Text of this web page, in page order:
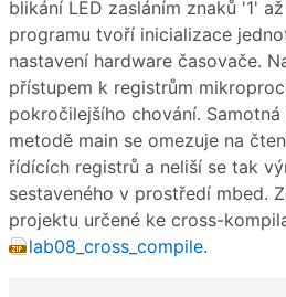
blikání LED zasláním znaků '1'
programu tvoří inicializace
nastavení hardware časovače.
přístupem k registrům
pokročilejšího chování.
metodě main se omezuje na
řídících registrů a neliší se tak
sestaveného v prostředí mbed.
projektu určené ke cross-
lab08_cross_compile.